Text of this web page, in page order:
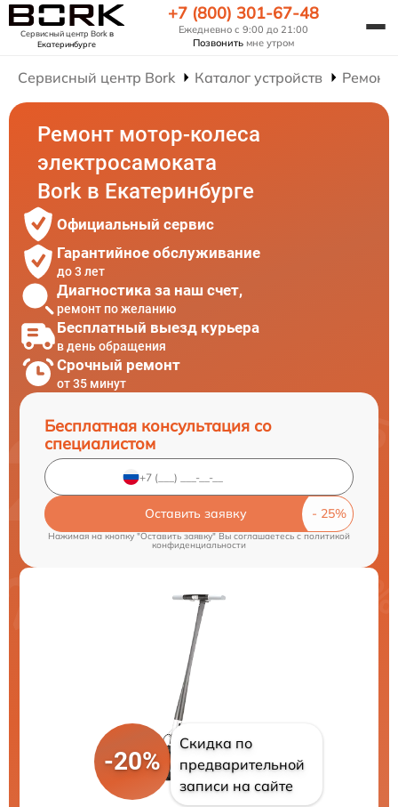
Сервисный центр Borkв
Екатеринбурге
+7 (800) 301-67-48
Ежедневно с 9:00 до 21:00
Позвонить мне утром
Сервисный центр Bork Каталог устройств Ремонт
Ремонт мотор-колеса
электросамоката
Bork в Екатеринбурге
Официальный сервис
Гарантийное обслуживание
до 3 лет
Диагностика за наш счет,
ремонт по желанию
Бесплатный выезд курьера
в день обращения
Срочный ремонт
от 35 минут
Бесплатная консультация со
специалистом
Оставить заявку
Нажимая на кнопку "Оставить заявку" Вы соглашаетесь cполитикой
конфиденциальности
-20%
Скидка по
предварительной
записи на сайте